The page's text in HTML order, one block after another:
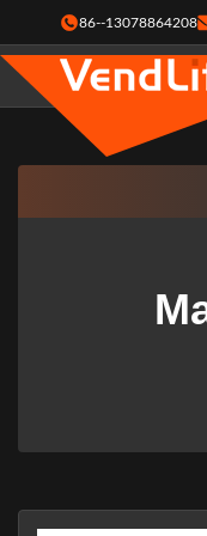
86--13078864208